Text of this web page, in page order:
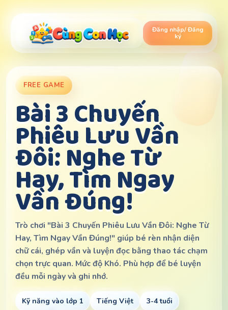
qua
dung
Đăng nhập/ Đăng
ký
FREE GAME
Bài 3 Chuyến
Phiêu Lưu Vần
Đôi: Nghe Từ
Hay, Tìm Ngay
Vần Đúng!
Trò chơi "Bài 3 Chuyến Phiêu Lưu Vần Đôi: Nghe Từ
Hay, Tìm Ngay Vần Đúng!" giúp bé rèn nhận diện
chữ cái, ghép vần và luyện đọc bằng thao tác chạm
chọn trực quan. Mức độ Khó. Phù hợp để bé luyện
đều mỗi ngày và ghi nhớ.
Kỹ năng vào lớp 1 Tiếng Việt 3-4 tuổi